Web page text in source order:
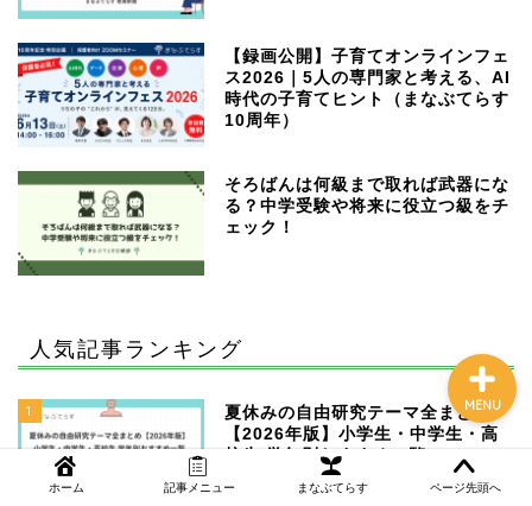
【録画公開】子育てオンラインフェ
ス2026｜5人の専門家と考える、AI
時代の子育てヒント（まなぶてらす
10周年）
そろばんは何級まで取れば武器にな
る？中学受験や将来に役立つ級をチ
ェック！
人気記事ランキング
1
夏休みの自由研究テーマ全まとめ
【2026年版】小学生・中学生・高
校生 学年別おすすめ一覧
ホーム 記事メニュー まなぶてらす ページ先頭へ
MENU
NEWS
まなぶてらす活用法
教育コラム